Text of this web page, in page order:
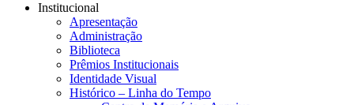
Institucional
Apresentação
Administração
Biblioteca
Prêmios Institucionais
Identidade Visual
Histórico – Linha do Tempo